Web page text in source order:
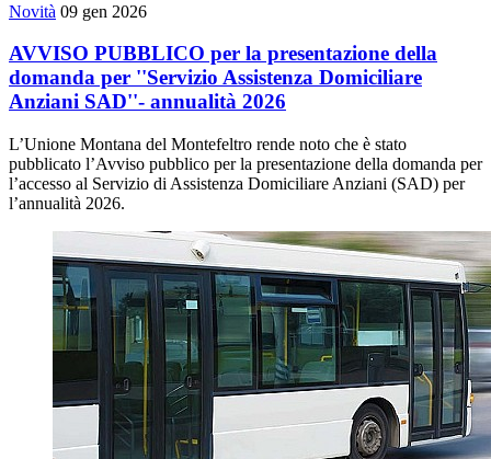
Novità 09 gen 2026
AVVISO PUBBLICO per la presentazione della
domanda per ''Servizio Assistenza Domiciliare
Anziani SAD''- annualità 2026
L’Unione Montana del Montefeltro rende noto che è stato
pubblicato l’Avviso pubblico per la presentazione della domanda per
l’accesso al Servizio di Assistenza Domiciliare Anziani (SAD) per
l’annualità 2026.